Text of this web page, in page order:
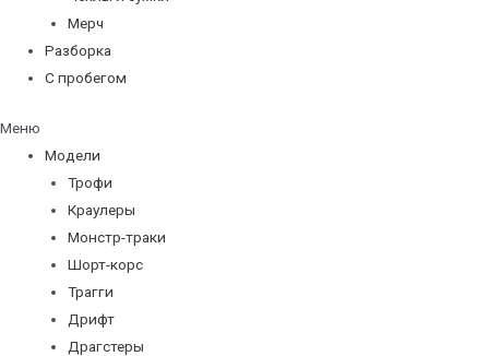
Мерч
Разборка
С пробегом
Меню
Модели
Трофи
Краулеры
Монстр-траки
Шорт-корс
Трагги
Дрифт
Драгстеры